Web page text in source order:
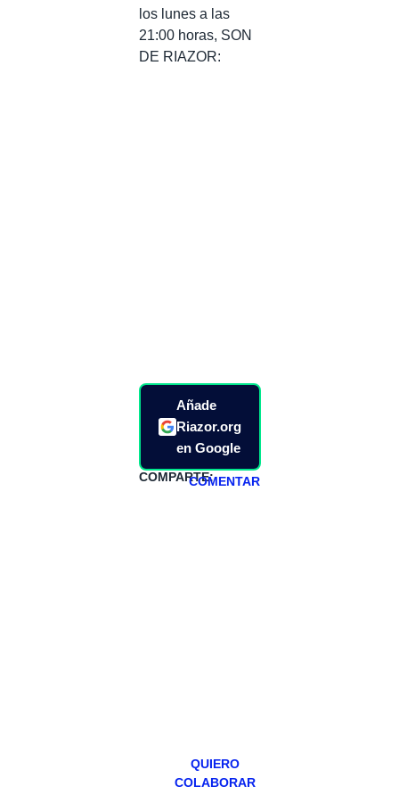
los lunes a las
21:00 horas, SON
DE RIAZOR:
Añade
Riazor.org
en Google
COMPARTE:COMENTAR
QUIERO
COLABORAR